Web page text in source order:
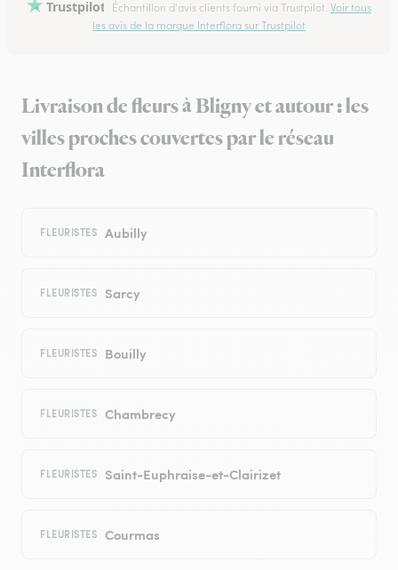
Trustpilot Échantillon d'avis clients fourni via Trustpilot. Voir tous
les avis de la marque Interflora sur Trustpilot
Livraison de fleurs à Bligny et autour : les
villes proches couvertes par le réseau
Interflora
FLEURISTES Aubilly
FLEURISTES Sarcy
FLEURISTES Bouilly
FLEURISTES Chambrecy
FLEURISTES Saint-Euphraise-et-Clairizet
FLEURISTES Courmas